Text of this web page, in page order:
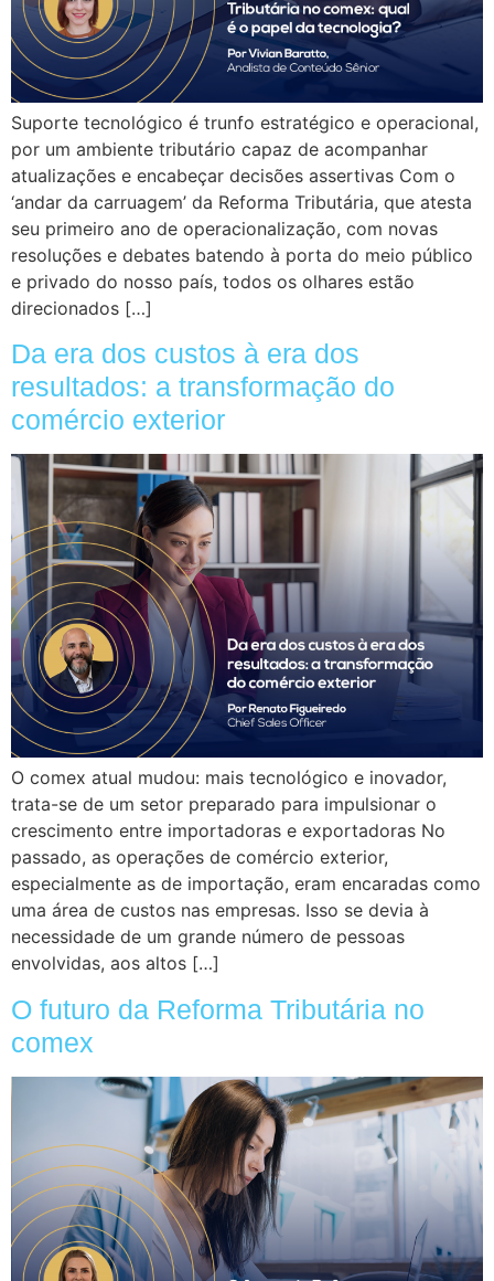
Suporte tecnológico é trunfo estratégico e operacional,
por um ambiente tributário capaz de acompanhar
atualizações e encabeçar decisões assertivas Com o
‘andar da carruagem’ da Reforma Tributária, que atesta
seu primeiro ano de operacionalização, com novas
resoluções e debates batendo à porta do meio público
e privado do nosso país, todos os olhares estão
direcionados […]
Da era dos custos à era dos
resultados: a transformação do
comércio exterior
O comex atual mudou: mais tecnológico e inovador,
trata-se de um setor preparado para impulsionar o
crescimento entre importadoras e exportadoras No
passado, as operações de comércio exterior,
especialmente as de importação, eram encaradas como
uma área de custos nas empresas. Isso se devia à
necessidade de um grande número de pessoas
envolvidas, aos altos […]
O futuro da Reforma Tributária no
comex